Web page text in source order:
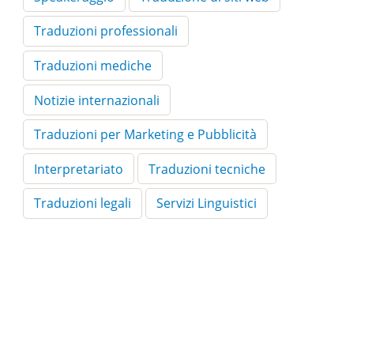
Traduzioni professionali
Traduzioni mediche
Notizie internazionali
Traduzioni per Marketing e Pubblicità
Interpretariato
Traduzioni tecniche
Traduzioni legali
Servizi Linguistici